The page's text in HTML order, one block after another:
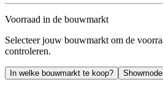
Voorraad in de bouwmarkt
Selecteer jouw bouwmarkt om de
controleren.
In welke bouwmarkt te koop?